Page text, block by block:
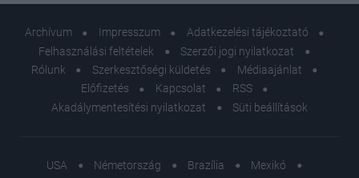
Archívum Impresszum
Adatkezelési tájékoztató
Felhasználási feltételek
Szerzői jogi nyilatkozat
Rólunk
Szerkesztőségi küldetés
Médiaajánlat
Előfizetés
Kapcsolat
RSS
Akadálymentesítési nyilatkozat
Süti beállítások
USA Németország Brazília
Mexikó